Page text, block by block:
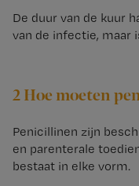
De duur van de kuur
van de infectie, maar
2 Hoe moeten
Penicillinen zijn
en parenterale
bestaat in elke vorm.